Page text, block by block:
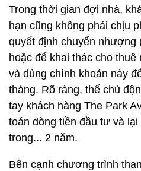
Trong thời gian đợi nhà,
hạn cũng không phải chịu
quyết định chuyển nhượng
hoặc để khai thác cho
và dùng chính khoản này
tháng. Rõ ràng, thế chủ
tay khách hàng The Park
toán dòng tiền đầu tư và
trong... 2 năm.
Bên cạnh chương trình